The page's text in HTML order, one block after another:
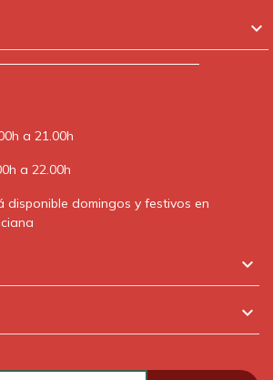

a 21.00h
a 22.00h
disponible domingos y festivos en

